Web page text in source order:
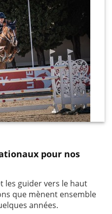
pour nos
les guider vers le haut
que mènent ensemble
années.